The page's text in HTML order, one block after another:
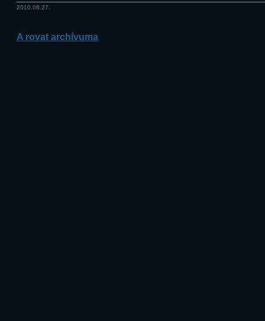
2010.06.27.
A rovat archívuma